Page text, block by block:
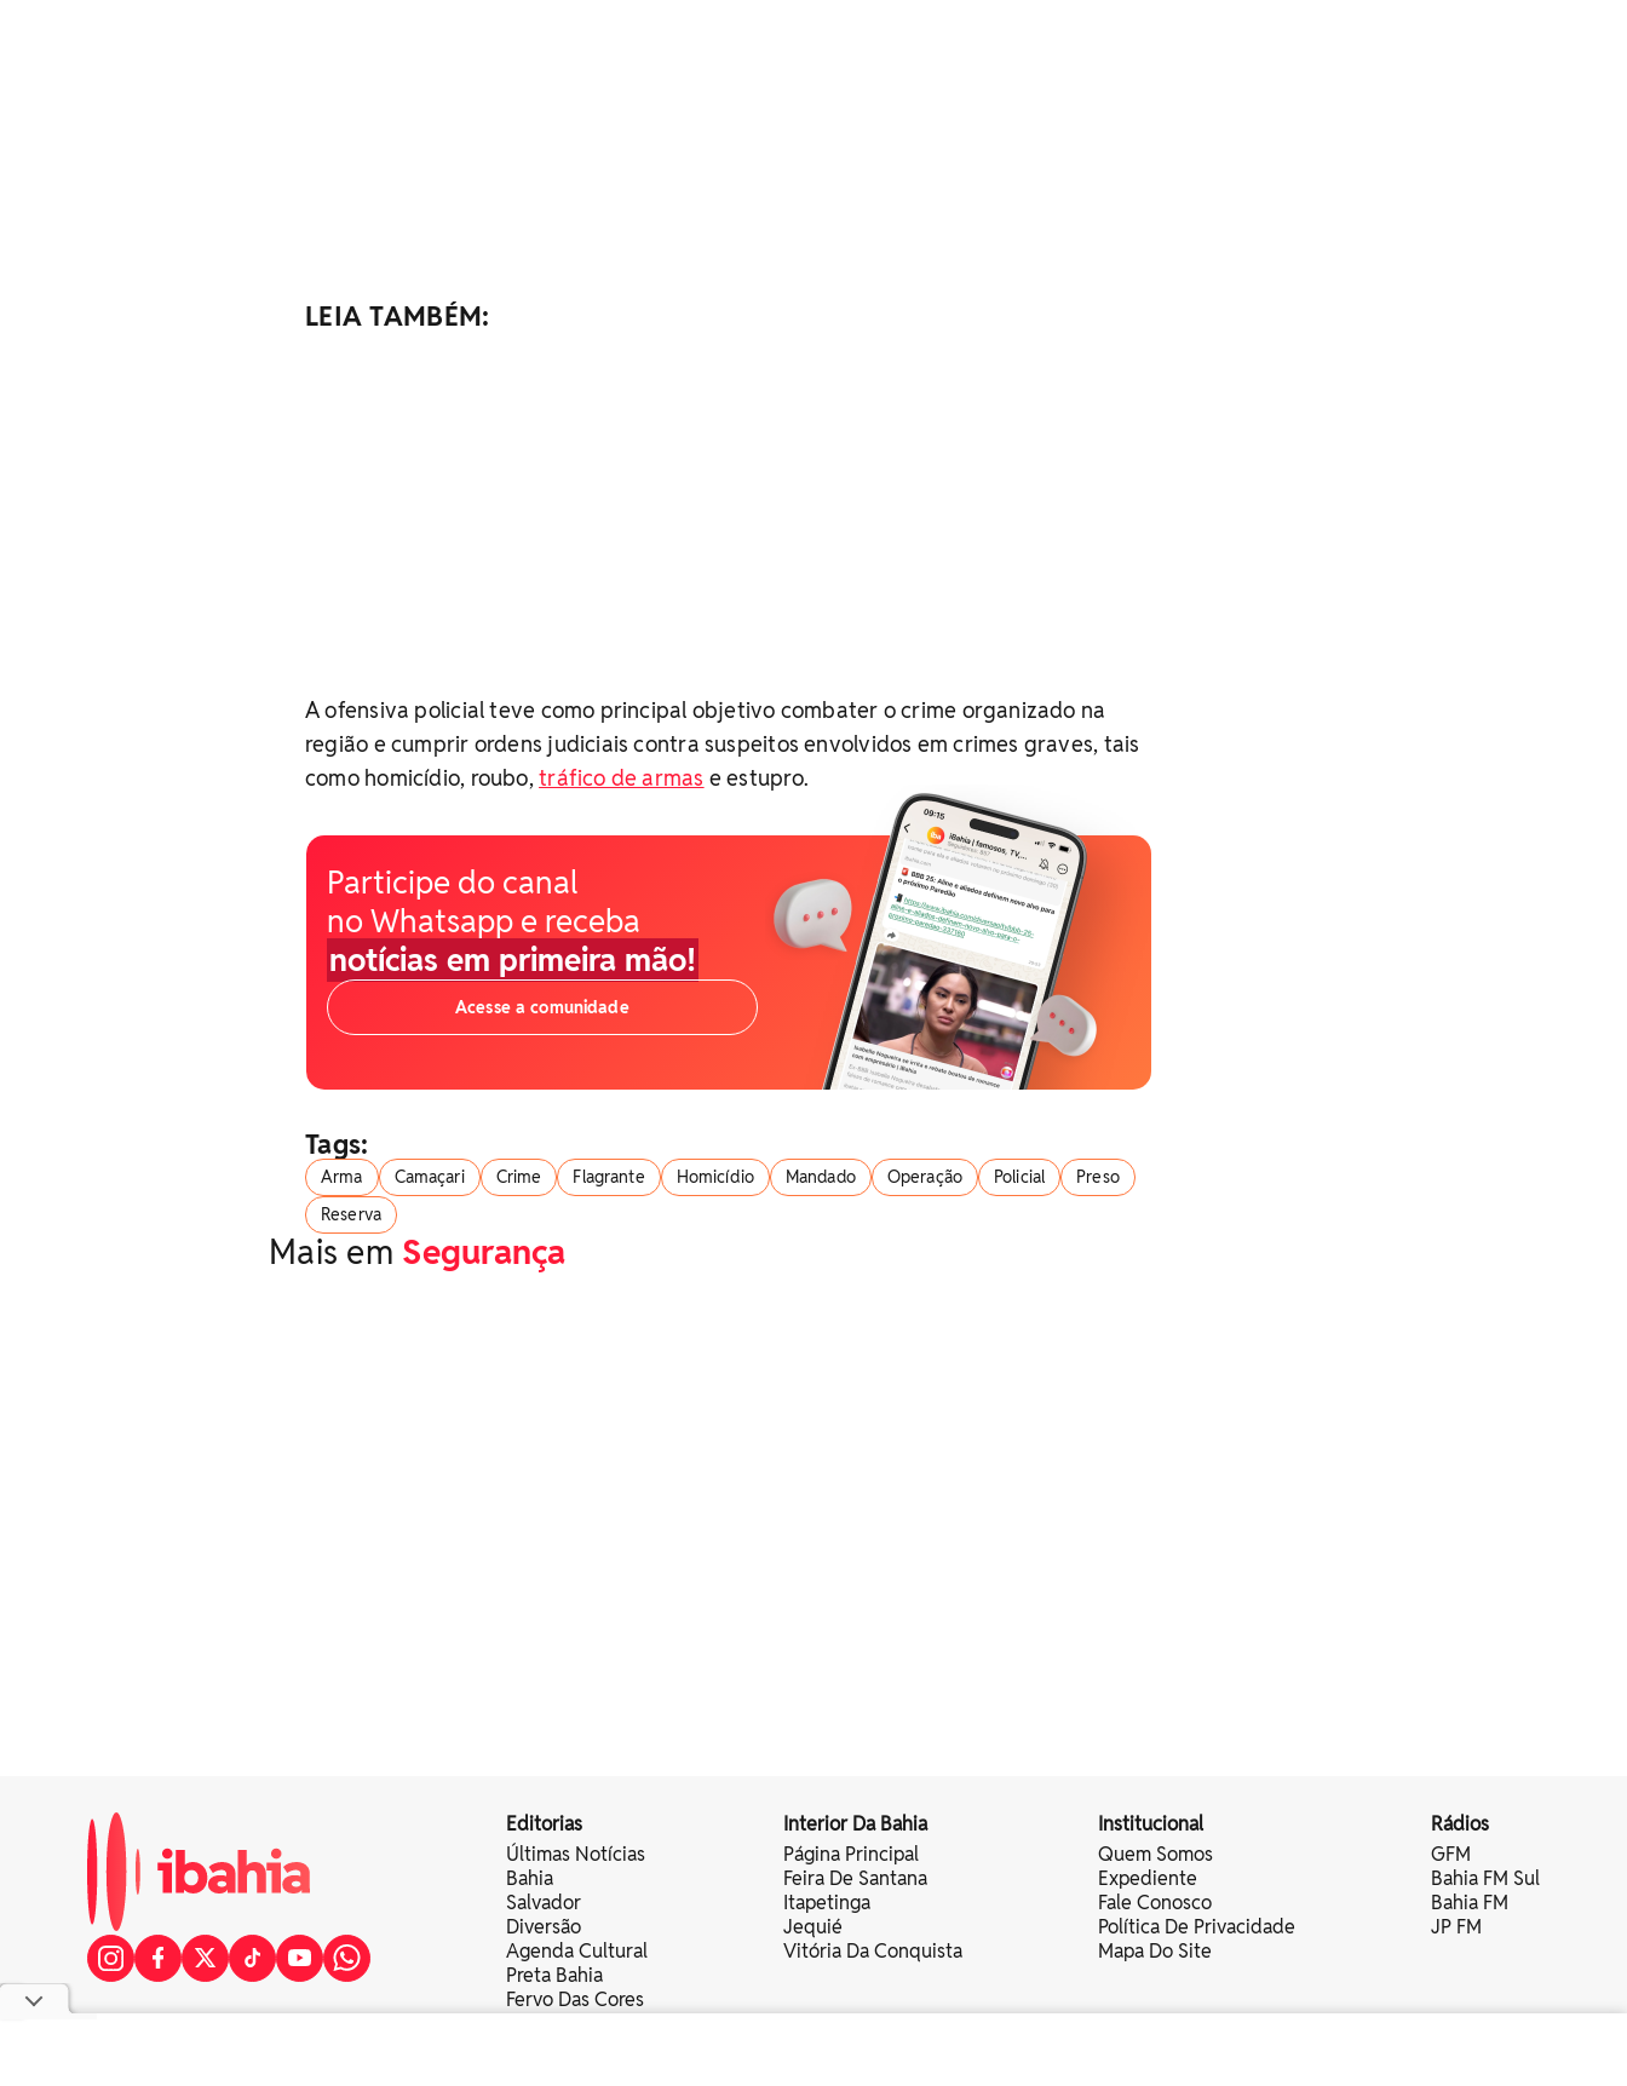
LEIA TAMBÉM:
A ofensiva policial teve como principal objetivo combater o crime organizado na
região e cumprir ordens judiciais contra suspeitos envolvidos em crimes graves, tais
como homicídio, roubo,tráfico de armas e estupro.
Participe do canal
no Whatsapp e receba
notícias em primeira mão!
Acesse a comunidade
Tags:
Arma Camaçari Crime Flagrante Homicídio Mandado Operação Policial
Preso
Reserva
Mais em Segurança
Editorias
Últimas Notícias
Bahia
Salvador
Diversão
Agenda Cultural
Preta Bahia
Fervo Das Cores
Interior Da Bahia
Página Principal
Feira De Santana
Itapetinga
Jequié
Vitória Da Conquista
Institucional
Quem Somos
Expediente
Fale Conosco
Política De Privacidade
Mapa Do Site
Rádios
GFM
Bahia FM Sul
Bahia FM
JP FM